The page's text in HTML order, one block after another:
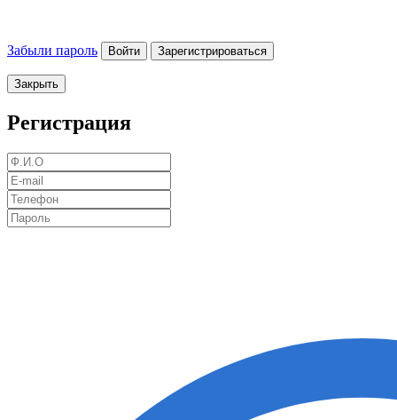
Забыли пароль Войти Зарегистрироваться
Закрыть
Регистрация